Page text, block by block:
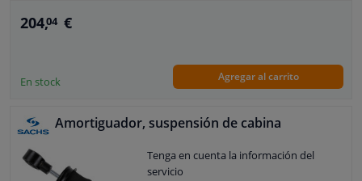
204,04 €
En stock Agregar al carrito
Amortiguador, suspensión de cabina
Tenga en cuenta la información del
servicio